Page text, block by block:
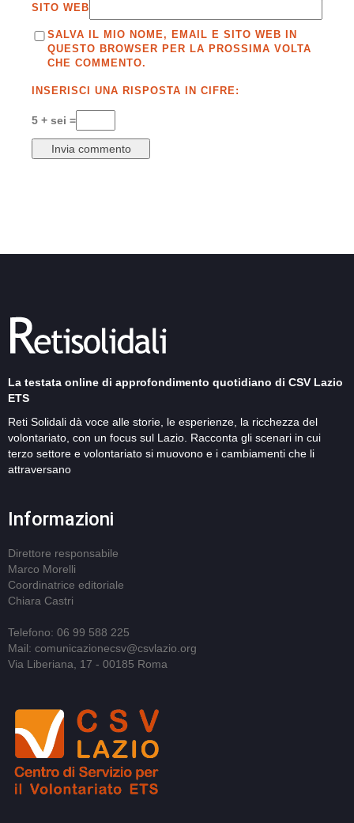
SITO WEB
SALVA IL MIO NOME, EMAIL E SITO WEB IN
QUESTO BROWSER PER LA PROSSIMA VOLTA
CHE COMMENTO.
INSERISCI UNA RISPOSTA IN CIFRE:
5 + sei =
La testata online di approfondimento quotidiano di CSV Lazio
ETS
Reti Solidali dà voce alle storie, le esperienze, la ricchezza del
volontariato, con un focus sul Lazio. Racconta gli scenari in cui
terzo settore e volontariato si muovono e i cambiamenti che li
attraversano
Informazioni
Direttore responsabile
Marco Morelli
Coordinatrice editoriale
Chiara Castri
Telefono: 06 99 588 225
Mail: comunicazionecsv@csvlazio.org
Via Liberiana, 17 - 00185 Roma